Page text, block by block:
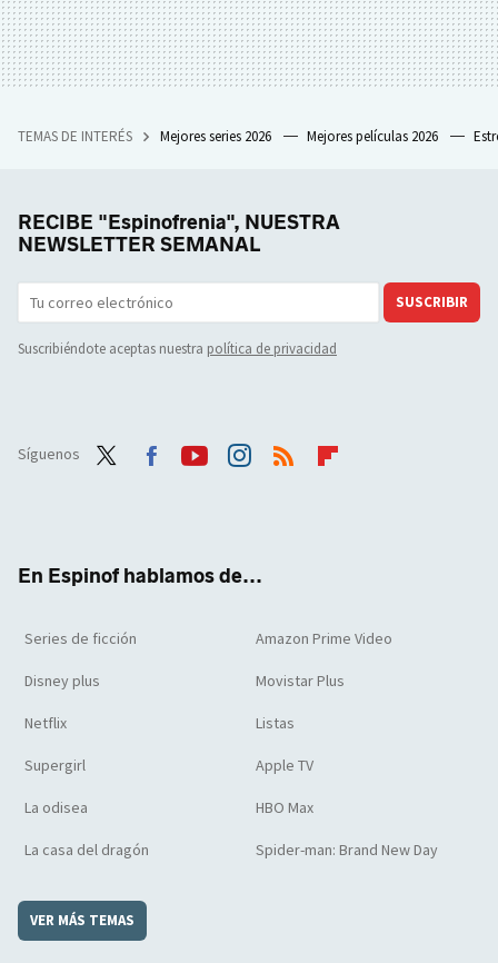
TEMAS DE INTERÉS Mejores series 2026 Mejores películas 2026
RECIBE "Espinofrenia", NUESTRA
NEWSLETTER SEMANAL
SUSCRIBIR
Suscribiéndote aceptas nuestra política de privacidad
Síguenos
En Espinof hablamos de...
Series de ficción Amazon Prime Video
Disney plus Movistar Plus
Netflix Listas
Supergirl Apple TV
La odisea HBO Max
La casa del dragón Spider-man: Brand New Day
VER MÁS TEMAS